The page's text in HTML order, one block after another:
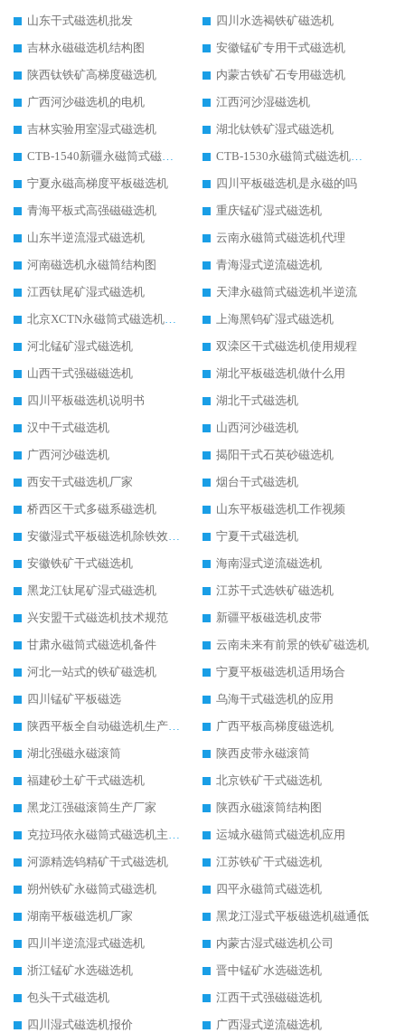
山东干式磁选机批发
四川水选褐铁矿磁选机
吉林永磁磁选机结构图
安徽锰矿专用干式磁选机
陕西钛铁矿高梯度磁选机
内蒙古铁矿石专用磁选机
广西河沙磁选机的电机
江西河沙湿磁选机
吉林实验用室湿式磁选机
湖北钛铁矿湿式磁选机
CTB-1540新疆永磁筒式磁选机
CTB-1530永磁筒式磁选机代理商
宁夏永磁高梯度平板磁选机
四川平板磁选机是永磁的吗
青海平板式高强磁磁选机
重庆锰矿湿式磁选机
山东半逆流湿式磁选机
云南永磁筒式磁选机代理
河南磁选机永磁筒结构图
青海湿式逆流磁选机
江西钛尾矿湿式磁选机
天津永磁筒式磁选机半逆流
北京XCTN永磁筒式磁选机磁块位置
上海黑钨矿湿式磁选机
河北锰矿湿式磁选机
双滦区干式磁选机使用规程
山西干式强磁磁选机
湖北平板磁选机做什么用
四川平板磁选机说明书
湖北干式磁选机
汉中干式磁选机
山西河沙磁选机
广西河沙磁选机
揭阳干式石英砂磁选机
西安干式磁选机厂家
烟台干式磁选机
桥西区干式多磁系磁选机
山东平板磁选机工作视频
安徽湿式平板磁选机除铁效果怎么样
宁夏干式磁选机
安徽铁矿干式磁选机
海南湿式逆流磁选机
黑龙江钛尾矿湿式磁选机
江苏干式选铁矿磁选机
兴安盟干式磁选机技术规范
新疆平板磁选机皮带
甘肃永磁筒式磁选机备件
云南未来有前景的铁矿磁选机
河北一站式的铁矿磁选机
宁夏平板磁选机适用场合
四川锰矿平板磁选
乌海干式磁选机的应用
陕西平板全自动磁选机生产厂家
广西平板高梯度磁选机
湖北强磁永磁滚筒
陕西皮带永磁滚筒
福建砂土矿干式磁选机
北京铁矿干式磁选机
黑龙江强磁滚筒生产厂家
陕西永磁滚筒结构图
克拉玛依永磁筒式磁选机主要技术参数
运城永磁筒式磁选机应用
河源精选钨精矿干式磁选机
江苏铁矿干式磁选机
朔州铁矿永磁筒式磁选机
四平永磁筒式磁选机
湖南平板磁选机厂家
黑龙江湿式平板磁选机磁通低
四川半逆流湿式磁选机
内蒙古湿式磁选机公司
浙江锰矿水选磁选机
晋中锰矿水选磁选机
包头干式磁选机
江西干式强磁磁选机
四川湿式磁选机报价
广西湿式逆流磁选机